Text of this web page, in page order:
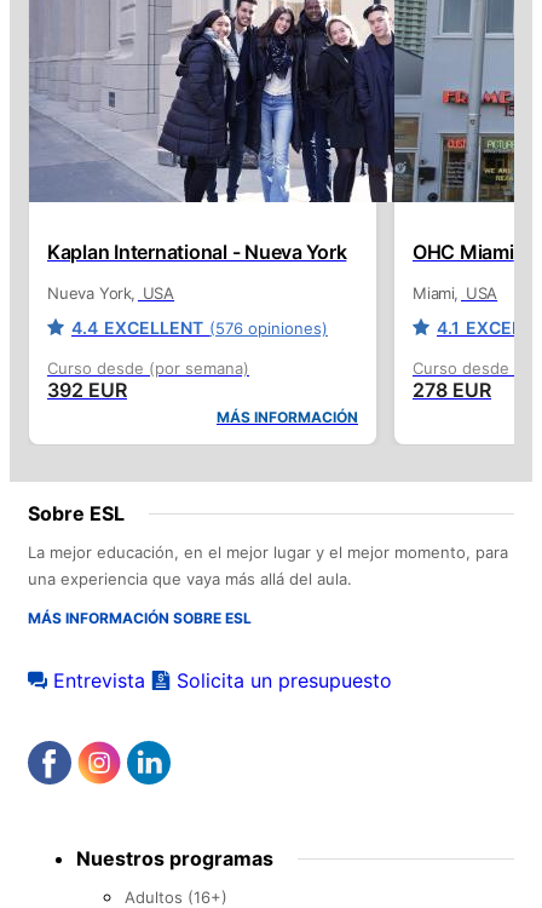
Kaplan International - Nueva York
Nueva York USA
4.4 EXCELLENT (576 opiniones)
Curso desde (por semana)
392 EUR
MÁS INFORMACIÓN
OHC Miami
Miami USA
4.1
Curso desde
278 EUR
Sobre ESL
La mejor educación, en el mejor lugar y el mejor momento, para
una experiencia que vaya más allá del aula.
MÁS INFORMACIÓN SOBRE ESL
Entrevista Solicita un presupuesto
menu Nuestros programas
Adultos (16+)